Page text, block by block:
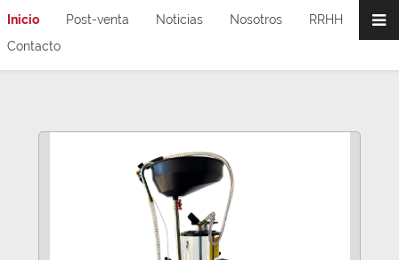
Inicio Post-venta Noticias Nosotros
RRHH
Contacto